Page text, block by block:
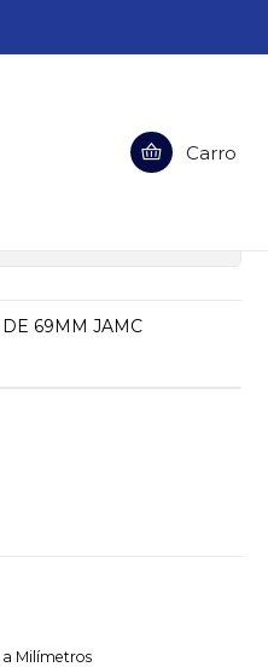
Carro
69MM JAMC
a Milímetros